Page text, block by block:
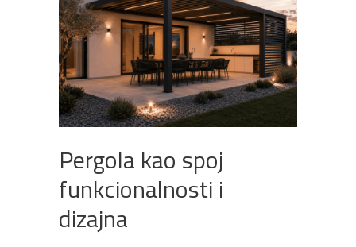
Pergola kao spoj
funkcionalnosti i
dizajna